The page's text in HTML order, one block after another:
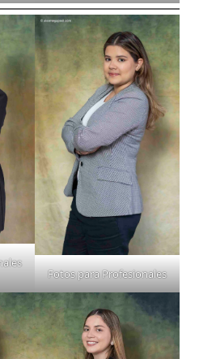
Fotos para Profesionales